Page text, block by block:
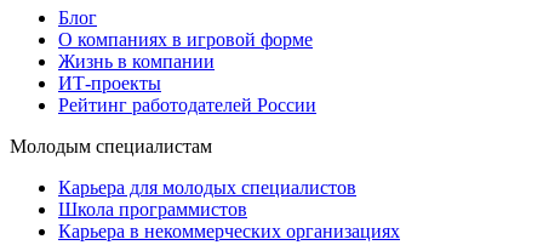
Блог
О компаниях в игровой форме
Жизнь в компании
ИТ-проекты
Рейтинг работодателей России
Молодым специалистам
Карьера для молодых специалистов
Школа программистов
Карьера в некоммерческих организациях